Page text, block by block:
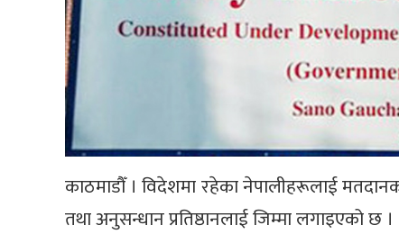
काठमाडौँ । विदेशमा रहेका नेपालीहरूलाई
तथा अनुसन्धान प्रतिष्ठानलाई जिम्मा लगाइएको छ ।